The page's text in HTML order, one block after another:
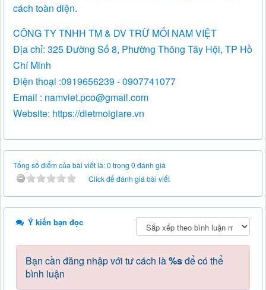
cách toàn diện.
CÔNG TY TNHH TM & DV TRỪ MỐI NAM VIỆT
Địa chỉ: 325 Đường Số 8, Phường Thông Tây Hội, TP Hồ
Chí Minh
Điện thoại :0919656239 - 0907741077
Email : namviet.pco@gmail.com
Website: https://dietmoigiare.vn
Tổng số điểm của bài viết là: 0 trong 0 đánh giá
Click để đánh giá bài viết
Ý kiến bạn đọc
Bạn cần đăng nhập với tư cách là%sđể có thể
bình luận